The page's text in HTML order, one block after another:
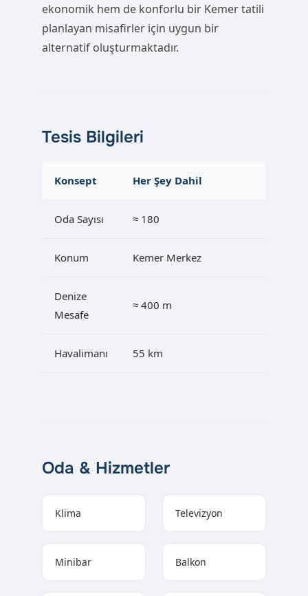
ekonomik hem de konforlu bir Kemer tatili
planlayan misafirler için uygun bir
alternatif oluşturmaktadır.
Tesis Bilgileri
Konsept Her Şey Dahil
Oda Sayısı ≈ 180
Konum Kemer Merkez
Denize
Mesafe
≈ 400 m
Havalimanı 55 km
Oda & Hizmetler
Klima Televizyon
Minibar Balkon